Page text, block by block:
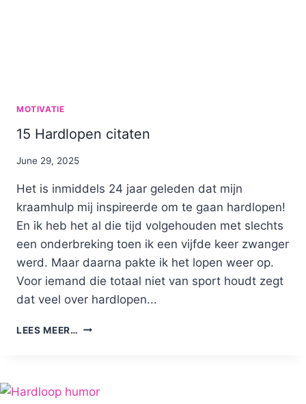
MOTIVATIE
15 Hardlopen citaten
By
June 29, 2025
Het is inmiddels 24 jaar geleden dat mijn
kraamhulp mij inspireerde om te gaan hardlopen!
En ik heb het al die tijd volgehouden met slechts
een onderbreking toen ik een vijfde keer zwanger
werd. Maar daarna pakte ik het lopen weer op.
Voor iemand die totaal niet van sport houdt zegt
dat veel over hardlopen...
LEES MEER… 15